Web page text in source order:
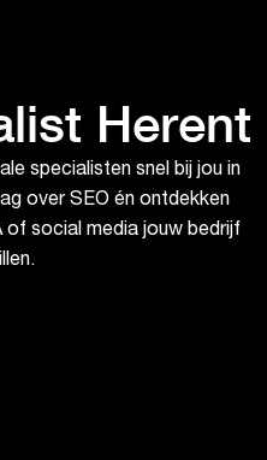
Herent
specialisten snel bij jou in
over SEO én ontdekken
social media jouw bedrijf